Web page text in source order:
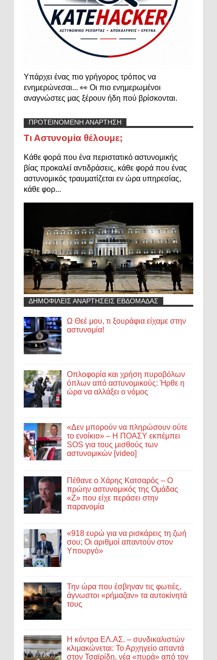
Υπάρχει ένας πιο γρήγορος τρόπος να
ενημερώνεσαι... 👀 Οι πιο ενημερωμένοι
αναγνώστες μας ξέρουν ήδη πού βρίσκονται.
ΠΡΟΤΕΙΝΟΜΕΝΗ ΑΝΑΡΤΗΣΗ
Τι Αστυνομία θέλουμε;
Κάθε φορά που ένα περιστατικό αστυνομικής
βίας προκαλεί αντιδράσεις, κάθε φορά που ένας
αστυνομικός τραυματίζεται εν ώρα υπηρεσίας,
κάθε φορ...
ΔΗΜΟΦΙΛΕΙΣ ΑΝΑΡΤΗΣΕΙΣ ΕΒΔΟΜΑΔΑΣ
Ω Θεέ μου, τι ξουράφια είχαμε στην
αστυνομία!
Οπλοφορία και χρήση πυροβόλων
όπλων από αστυνομικούς: Ήρθε η
ώρα να αλλάξει ο νόμος
«Δεν μπορούν να πληρώσουν ούτε
το ενοίκιο» – Η ΠΟΑΣΥ εκπέμπει
SOS για τους μισθούς των
αστυνομικών [video]
Πέθανε ο Χάρης Κατσαρός – Ο
πρώην αστυνομικός της Ομάδας
«Ζ» που είχε περάσει στην
παρανομία
«918 ευρώ για να ρισκάρεις τη ζωή
σου; Οι αριθμοί απαντούν στον
Υπουργό»
Την ώρα που έσβηναν τις φωτιές,
άγνωστοι «ρήμαζαν» τα αυτοκίνητά
τους
Η κόντρα ΕΛ.ΑΣ. – συνδικαλιστών
κλιμακώνεται: Το Αρχηγείο απαντά
στον Τσαϊρίδη, νέα «πυρά» από τον